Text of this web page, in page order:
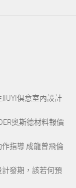
俱意室內設計
奧斯德材料報價
指導 成龍曾飛倫
發期，該若何預